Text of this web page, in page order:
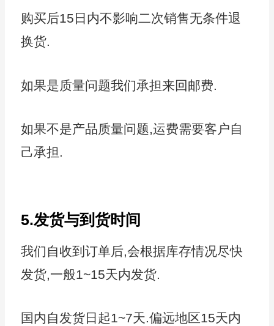
购买后15日内不影响二次销售无条件退
换货.
如果是质量问题我们承担来回邮费.
如果不是产品质量问题,运费需要客户自
己承担.
5.发货与到货时间
我们自收到订单后,会根据库存情况尽快
发货,一般1~15天内发货.
国内自发货日起1~7天.偏远地区15天内